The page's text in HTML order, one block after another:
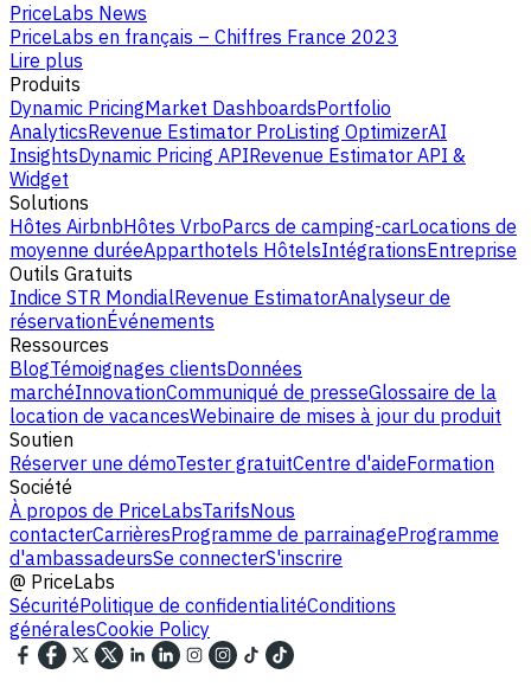
PriceLabs News
PriceLabs en français – Chiffres France 2023
Lire plus
Produits
Dynamic PricingMarket DashboardsPortfolio
AnalyticsRevenue Estimator ProListing OptimizerAI
InsightsDynamic Pricing APIRevenue Estimator API &
Widget
Solutions
Hôtes AirbnbHôtes VrboParcs de camping-carLocations de
moyenne duréeApparthotels HôtelsIntégrationsEntreprise
Outils Gratuits
Indice STR MondialRevenue EstimatorAnalyseur de
réservationÉvénements
Ressources
BlogTémoignages clientsDonnées
marchéInnovationCommuniqué de presseGlossaire de la
location de vacancesWebinaire de mises à jour du produit
Soutien
Réserver une démoTester gratuitCentre d'aideFormation
Société
À propos de PriceLabsTarifsNous
contacterCarrièresProgramme de parrainageProgramme
d'ambassadeursSe connecterS'inscrire
@ PriceLabs
SécuritéPolitique de confidentialitéConditions
généralesCookie Policy